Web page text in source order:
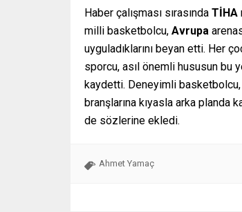
Haber çalışması sırasında TİHA
milli basketbolcu, Avrupa
uyguladıklarını beyan etti. Her
sporcu, asıl önemli hususun bu
kaydetti. Deneyimli basketbolcu,
branşlarına kıyasla arka planda
de sözlerine ekledi.
Ahmet Yamaç